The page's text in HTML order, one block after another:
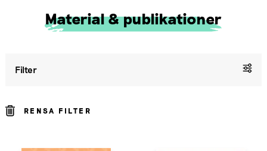
Material & publikationer
Filter
RENSA FILTER